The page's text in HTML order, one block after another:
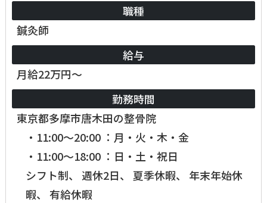
職種
鍼灸師
給与
月給22万円～
勤務時間
東京都多摩市唐木田の整骨院
・11:00～20:00 ：月・火・木・金
・11:00～18:00 ：日・土・祝日
シフト制、 週休2日、 夏季休暇、 年末年始休
暇、 有給休暇